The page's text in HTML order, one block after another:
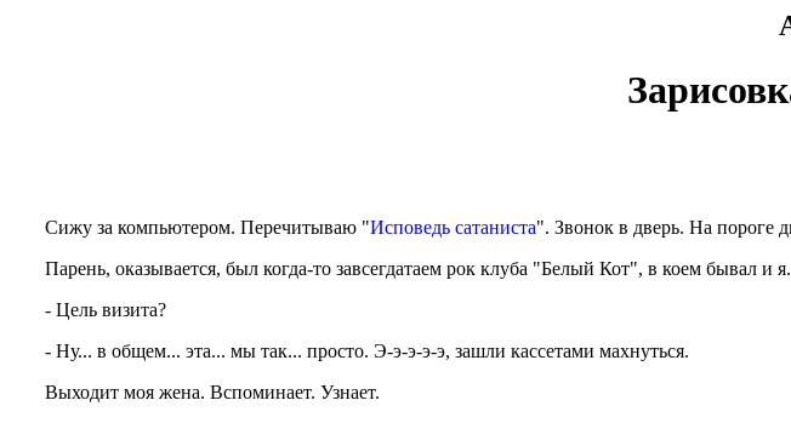
Сижу за компьютером. Перечитываю "Исповедь сатаниста". Звонок в дверь. На пороге
Парень, оказывается, был когда-то завсегдатаем рок клуба "Белый Кот", в коем бывал
- Цель визита?
- Ну... в общем... эта... мы так... просто. Э-э-э-э-э, зашли кассетами махнуться.
Выходит моя жена. Вспоминает. Узнает.